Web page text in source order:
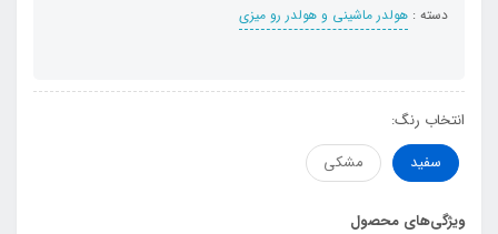
دسته : هولدر ماشینی و هولدر رو میزی
انتخاب رنگ:
سفید
مشکی
ویژگی‌های محصول